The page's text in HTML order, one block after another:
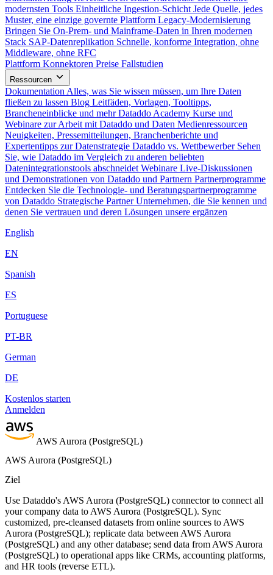
modernsten Tools Einheitliche Ingestion-Schicht Jede Quelle, jedes
Muster, eine einzige governte Plattform Legacy-Modernisierung
Bringen Sie On-Prem- und Mainframe-Daten in Ihren modernen
Stack SAP-Datenreplikation Schnelle, konforme Integration, ohne
Middleware, ohne RFC
Plattform Konnektoren Preise Fallstudien
Ressourcen
Dokumentation Alles, was Sie wissen müssen, um Ihre Daten
fließen zu lassen Blog Leitfäden, Vorlagen, Tooltipps,
Brancheneinblicke und mehr Dataddo Academy Kurse und
Webinare zur Arbeit mit Dataddo und Daten Medienressourcen
Neuigkeiten, Pressemitteilungen, Branchenberichte und
Expertentipps zur Datenstrategie Dataddo vs. Wettbewerber Sehen
Sie, wie Dataddo im Vergleich zu anderen beliebten
Datenintegrationstools abschneidet Webinare Live-Diskussionen
und Demonstrationen von Dataddo und Partnern Partnerprogramme
Entdecken Sie die Technologie- und Beratungspartnerprogramme
von Dataddo Strategische Partner Unternehmen, die Sie kennen und
denen Sie vertrauen und deren Lösungen unsere ergänzen
English
EN
Spanish
ES
Portuguese
PT-BR
German
DE
Kostenlos starten
Anmelden
AWS Aurora (PostgreSQL)
AWS Aurora (PostgreSQL)
Ziel
Use Dataddo's AWS Aurora (PostgreSQL) connector to connect all
your company data to AWS Aurora (PostgreSQL). Sync
customized, pre-cleansed datasets from online sources to AWS
Aurora (PostgreSQL); replicate data between AWS Aurora
(PostgreSQL) and any other database; send data from AWS Aurora
(PostgreSQL) to operational apps like CRMs, accounting platforms,
and HR tools (reverse ETL).